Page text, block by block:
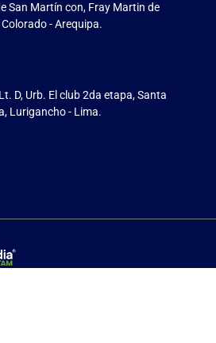
San Martín con, Fray Martin de
- Arequipa.
D, Urb. El club 2da etapa, Santa
Lurigancho - Lima.